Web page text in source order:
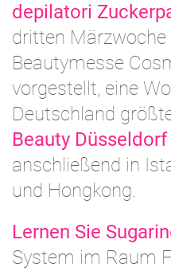
depilatori
dritten
Beautymesse
vorgestellt, eine
Deutschland
Beauty Düsseldorf
anschließend in
und Hongkong.
Lernen Sie
System im Raum